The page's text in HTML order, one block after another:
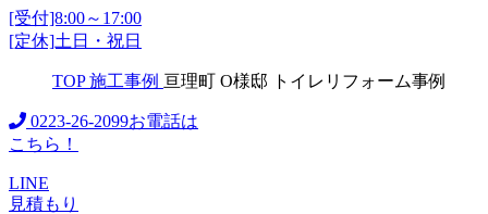
[受付]8:00～17:00
[定休]土日・祝日
TOP 施工事例 亘理町 Ο様邸 トイレリフォーム事例
0223-26-2099お電話は
こちら！
LINE
見積もり